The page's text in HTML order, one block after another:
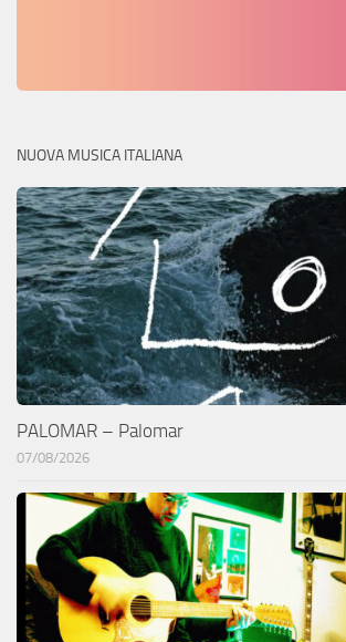
NUOVA MUSICA ITALIANA
PALOMAR – Palomar
07/08/2026